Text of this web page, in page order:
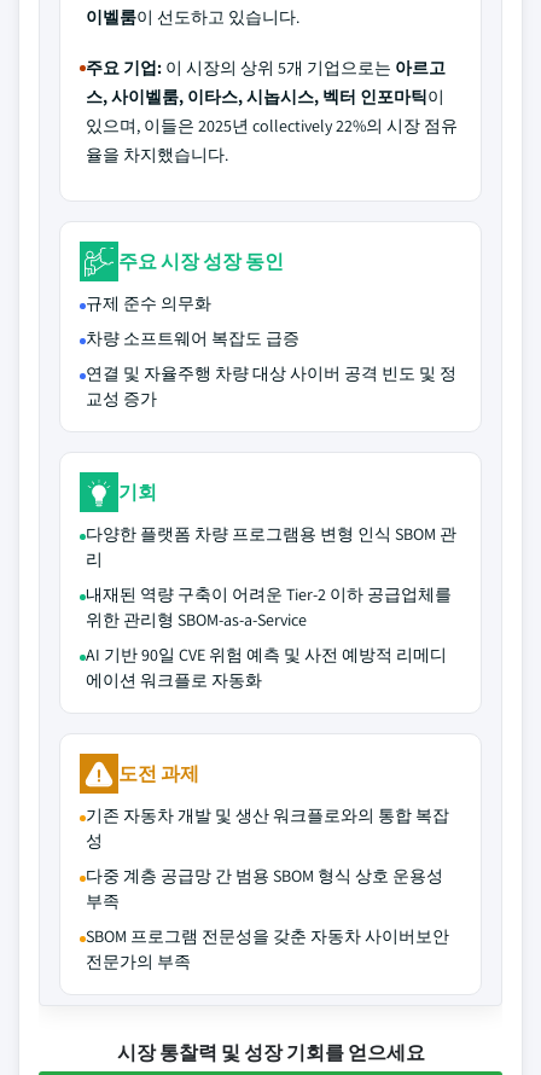
이벨룸이 선도하고 있습니다.
주요 기업: 이 시장의 상위 5개 기업으로는 아르고
스, 사이벨룸, 이타스, 시놉시스, 벡터 인포마틱이
있으며, 이들은 2025년 collectively 22%의 시장 점유
율을 차지했습니다.
주요 시장 성장 동인
규제 준수 의무화
차량 소프트웨어 복잡도 급증
연결 및 자율주행 차량 대상 사이버 공격 빈도 및 정
교성 증가
기회
다양한 플랫폼 차량 프로그램용 변형 인식 SBOM 관
리
내재된 역량 구축이 어려운 Tier-2 이하 공급업체를
위한 관리형 SBOM-as-a-Service
AI 기반 90일 CVE 위험 예측 및 사전 예방적 리메디
에이션 워크플로 자동화
도전 과제
기존 자동차 개발 및 생산 워크플로와의 통합 복잡
성
다중 계층 공급망 간 범용 SBOM 형식 상호 운용성
부족
SBOM 프로그램 전문성을 갖춘 자동차 사이버보안
전문가의 부족
시장 통찰력 및 성장 기회를 얻으세요